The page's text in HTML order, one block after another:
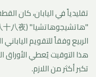
تقليدياً في اليابان، كان
الربيع وفقاً للتقويم
هذا التوقيت يُعطي
تكبر أكثر من اللازم.